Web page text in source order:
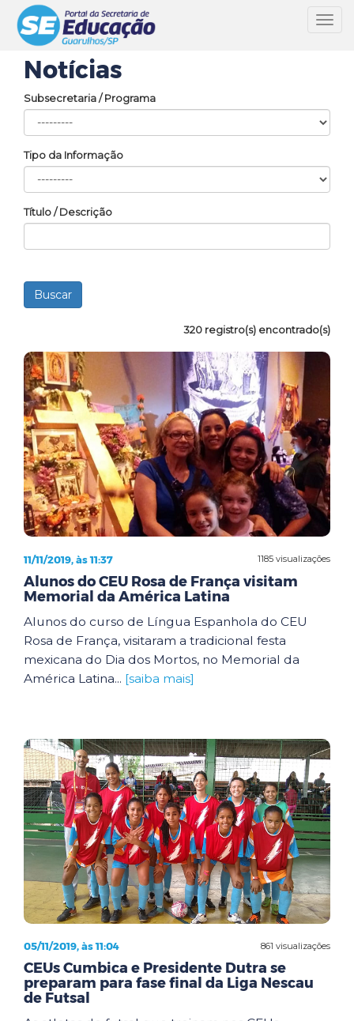
Notícias
Subsecretaria / Programa
Tipo da Informação
Título / Descrição
320 registro(s) encontrado(s)
1185 visualizações
11/11/2019, às 11:37
Alunos do CEU Rosa de França visitam
Memorial da América Latina
Alunos do curso de Língua Espanhola do CEU
Rosa de França, visitaram a tradicional festa
mexicana do Dia dos Mortos, no Memorial da
América Latina... [saiba mais]
861 visualizações
05/11/2019, às 11:04
CEUs Cumbica e Presidente Dutra se
preparam para fase final da Liga Nescau
de Futsal